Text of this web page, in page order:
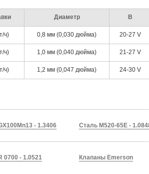
Диаметр В
ч) 0,8 мм (0,030 дюйма) 20-27 V
ч) 1,0 мм (0,040 дюйма) 21-27 V
ч) 1,2 мм (0,047 дюйма) 24-30 V
- 1.3406 Сталь M520-65E -
0700 - 1.0521 Клапаны Emerson